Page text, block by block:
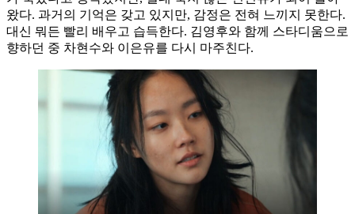
왔다. 과거의 기억은 갖고 있지만, 감정은 전혀 느끼지 못한다.
대신 뭐든 빨리 배우고 습득한다. 김영후와 함께 스타디움으로
향하던 중 차현수와 이은유를 다시 마주친다.